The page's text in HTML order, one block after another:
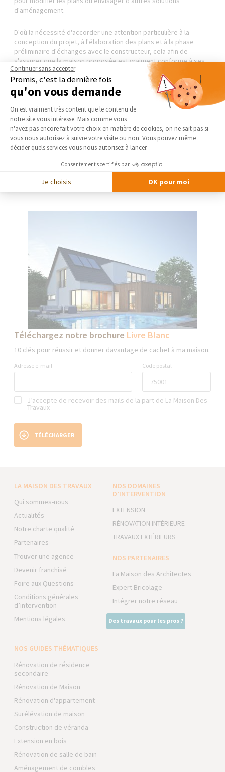
d'aménagement.
D'où la nécessité d'accorder une attention particulière à la
conception du projet, à l'élaboration des plans et à la phase
préliminaire d'échanges avec le constructeur, cela afin de
s'assurer que la maison proposée est vraiment conforme à ses
souhaits et ses besoins.
Aussi, si vous avez un projet deconstruction de maison clé en
, nous vous invitons à prendre contact avec un courtier de
La Maison Des Travaux. Il saura vous mettre en relation avec un
professionnel compétent en mesure de vous accompagner dans
la mise en œuvre de votreprojet de construction immobilière.
Téléchargez notre brochure Livre Blanc
10 clés pour réussir et donner davantage de cachet à ma maison.
Adresse e-mail Code postal
J’accepte de recevoir des mails de la part de La Maison Des
Travaux
TÉLÉCHARGER
LA MAISON DES TRAVAUX
Qui sommes-nous
Actualités
Notre charte qualité
Partenaires
Trouver une agence
Devenir franchisé
Foire aux Questions
Conditions générales
d’intervention
Mentions légales
NOS DOMAINES
D’INTERVENTION
EXTENSION
RÉNOVATION INTÉRIEURE
TRAVAUX EXTÉRIEURS
NOS PARTENAIRES
La Maison des Architectes
Expert Bricolage
Intégrer notre réseau
Des travaux pour les pros ?
NOS GUIDES THÉMATIQUES
Rénovation de résidence
secondaire
Rénovation de Maison
Rénovation d'appartement
Surélévation de maison
Construction de véranda
Extension en bois
Rénovation de salle de bain
Aménagement de combles
Continuer sans accepter
Promis, c'est la dernière fois
qu'on vous demande
Plateforme de Gestion du
On est vraiment très content que le contenu de
notre site vous intéresse. Mais comme vous
n'avez pas encore fait votre choix en matière de cookies, on ne sait pas si
vous nous autorisez à suivre votre visite ou non. Vous pouvez même
décider quels services vous nous autorisez à lancer.
Consentements certifiés par
Je choisis OK pour moi
Axeptio consent